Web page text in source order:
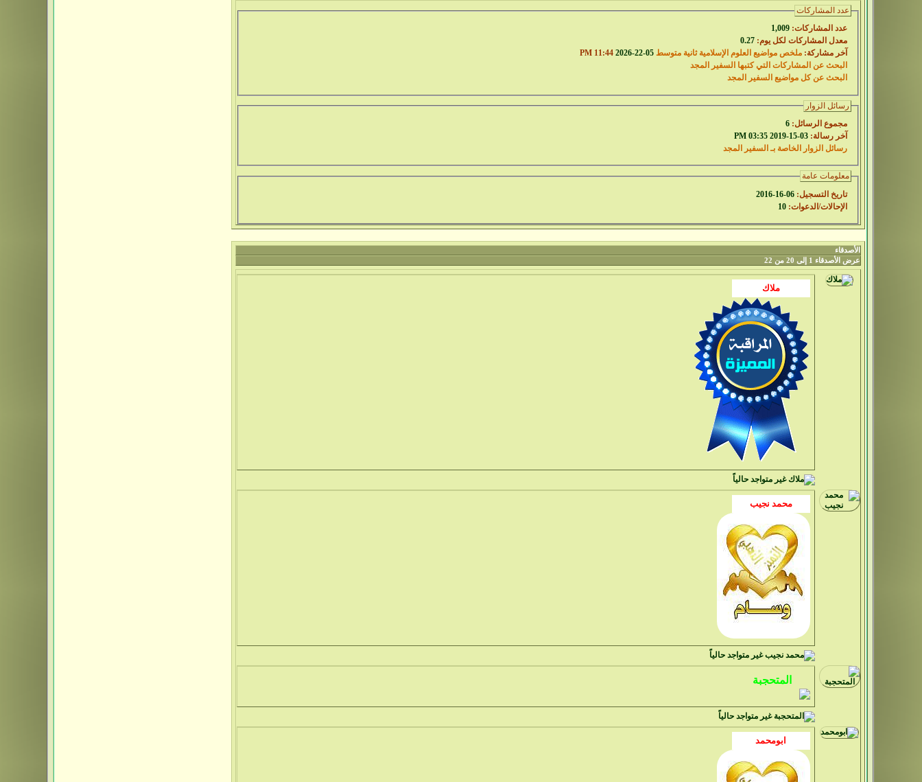
عدد المشاركات
عدد المشاركات: 1,009
معدل المشاركات لكل يوم: 0.27
آخر مشاركة: ملخص مواضيع العلوم الإسلامية ثانية متوسط 05-22-2026
11:44 PM
البحث عن المشاركات التي كتبها السفير المجد
البحث عن كل مواضيع السفير المجد
رسائل الزوار
مجموع الرسائل: 6
آخر رسالة: 03-15-2019 03:35 PM
رسائل الزوار الخاصة بـ السفير المجد
معلومات عامة
تاريخ التسجيل: 06-16-2016
الإحالات/الدعوات: 10
الأصدقاء
عرض الأصدقاء 1 إلى 20 من 22